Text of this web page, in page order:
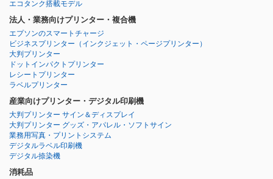
エコタンク搭載モデル
法人・業務向けプリンター・複合機
エプソンのスマートチャージ
ビジネスプリンター （インクジェット・ページプリンター）
大判プリンター
ドットインパクトプリンター
レシートプリンター
ラベルプリンター
産業向けプリンター・デジタル印刷機
大判プリンター サイン＆ディスプレイ
大判プリンター グッズ・アパレル・ソフトサイン
業務用写真・プリントシステム
デジタルラベル印刷機
デジタル捺染機
消耗品